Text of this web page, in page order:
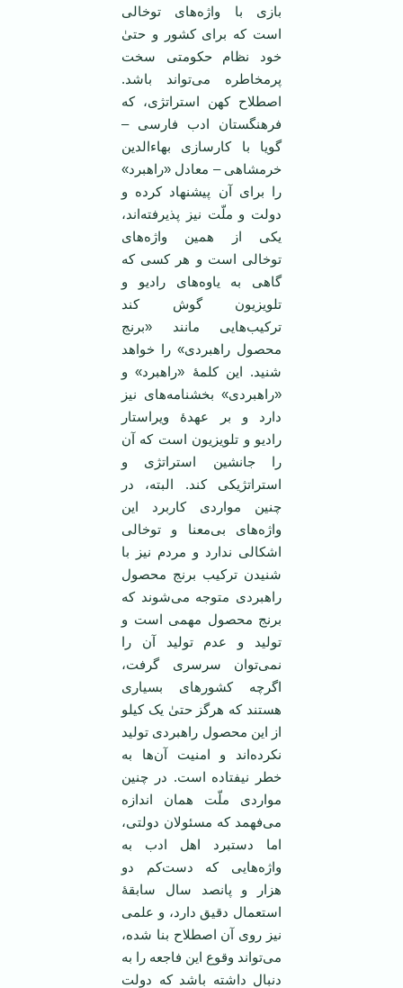
بازی با واژه‌های توخالی
است که برای کشور و حتیٰ
خود نظام حکومتی سخت
پرمخاطره می‌تواند باشد.
اصطلاح کهن استراتژی، که
فرهنگستان ادب فارسی –
گویا با کارسازی بهاءالدین
خرمشاهی – معادل «راهبرد»
را برای آن پیشنهاد کرده و
دولت و ملّت نیز پذیرفته‌اند،
یکی از همین واژه‌های
توخالی است و هر کسی که
گاهی به یاوه‌های رادیو و
تلویزیون گوش کند
ترکیب‌هایی مانند «برنج
محصول راهبردی» را خواهد
شنید. این کلمۀ «راهبرد» و
«راهبردی» بخشنامه‌های نیز
دارد و بر عهدۀ ویراستار
رادیو و تلویزیون است که آن
را جانشین استراتژی و
استراتژیکی کند. البته، در
چنین مواردی کاربرد این
واژه‌های بی‌معنا و توخالی
اشکالی ندارد و مردم نیز با
شنیدن ترکیب برنج محصول
راهبردی متوجه می‌شوند که
برنج محصول مهمی است و
تولید و عدم تولید آن را
نمی‌توان سرسری گرفت،
اگرچه کشورهای بسیاری
هستند که هرگز حتیٰ یک کیلو
از این محصول راهبردی تولید
نکرده‌اند و امنیت آن‌ها به
خطر نیفتاده است. در چنین
مواردی ملّت همان اندازه
می‌فهمد که مسئولان دولتی،
اما دستبرد اهل ادب به
واژه‌هایی که دست‌کم دو
هزار و پانصد سال سابقۀ
استعمال دقیق دارد، و علمی
نیز روی آن اصطلاح بنا شده،
می‌تواند وقوع این فاجعه را به
دنبال داشته باشد که دولت